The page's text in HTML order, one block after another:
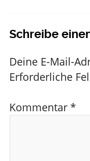
Schreibe
Deine E-Mail-
Erforderliche
Kommentar *